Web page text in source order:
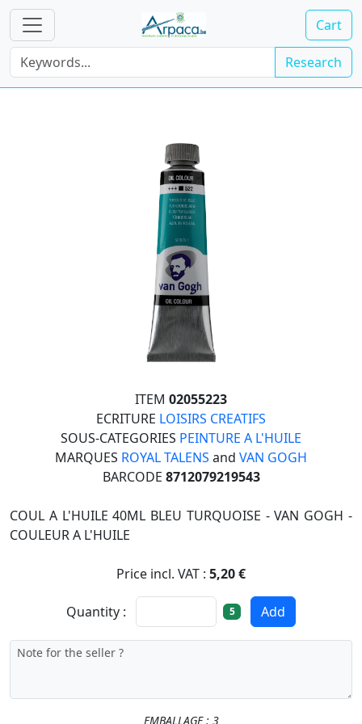
Cart
Research
ITEM 02055223
ECRITURE LOISIRS CREATIFS
SOUS-CATEGORIES PEINTURE A L'HUILE
MARQUES ROYAL TALENS and VAN GOGH
BARCODE 8712079219543
COUL A L'HUILE 40ML BLEU TURQUOISE - VAN GOGH -
COULEUR A L'HUILE
Price incl. VAT : 5,20 €
Quantity : 5 Add
EMBALLAGE : 3